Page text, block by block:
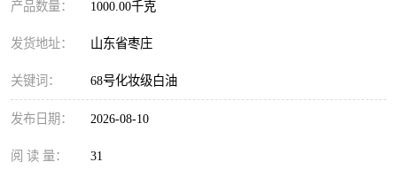
产品数量： 1000.00千克
发货地址： 山东省枣庄
关键词： 68号化妆级白油
发布日期： 2026-08-10
阅 读 量： 31